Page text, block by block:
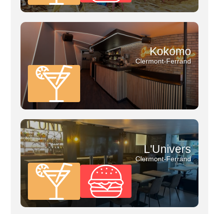
Kokomo
Clermont-Ferrand
L'Univers
Clermont-Ferrand